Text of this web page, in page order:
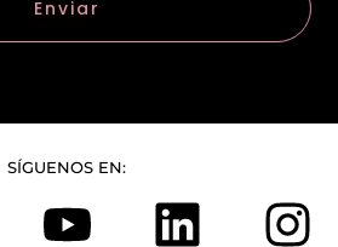
Enviar
SÍGUENOS EN: